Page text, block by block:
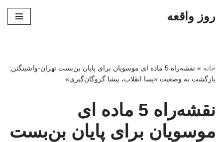
روز واقعه
خانه »
نقشه‌راه 5 ماده ای موسویان برای پایان بن‌بست تهران-واشینگتن:
بازگشت به وضعیت «پسا انقلاب، پیشا گروگان‌گیری»
نقشه‌راه 5 ماده ای
موسویان برای پایان بن‌بست